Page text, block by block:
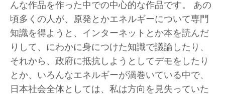
Tokyo
Piramide Bldg. 3F, 6-6-9 Roppongi
Minatoku, Tokyo, 1060032 Japan
んな作品を作った中での中心的な作品です。 あの
頃多くの人が、原発とかエネルギーについて専門
知識を得ようと、インターネットとか本を読んだ
りして、にわかに身につけた知識で議論したり、
それから、政府に抵抗しようとしてデモをしたり
とか、いろんなエネルギーが渦巻いている中で、
日本社会全体としては、私は方向を見失っていた